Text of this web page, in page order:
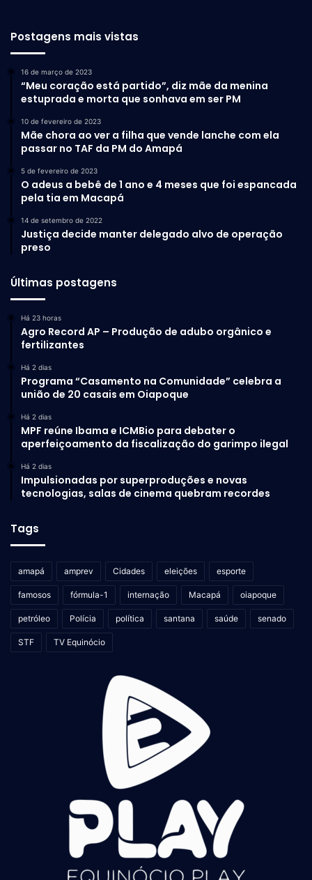
Postagens mais vistas
16 de março de 2023
“Meu coração está partido”, diz mãe da menina
estuprada e morta que sonhava em ser PM
10 de fevereiro de 2023
Mãe chora ao ver a filha que vende lanche com ela
passar no TAF da PM do Amapá
5 de fevereiro de 2023
O adeus a bebê de 1 ano e 4 meses que foi espancada
pela tia em Macapá
14 de setembro de 2022
Justiça decide manter delegado alvo de operação
preso
Últimas postagens
Há 23 horas
Agro Record AP – Produção de adubo orgânico e
fertilizantes
Há 2 dias
Programa “Casamento na Comunidade” celebra a
união de 20 casais em Oiapoque
Há 2 dias
MPF reúne Ibama e ICMBio para debater o
aperfeiçoamento da fiscalização do garimpo ilegal
Há 2 dias
Impulsionadas por superproduções e novas
tecnologias, salas de cinema quebram recordes
Tags
amapá amprev Cidades eleições esporte
famosos fórmula-1 internação Macapá oiapoque
petróleo Polícia política santana saúde senado
STF TV Equinócio